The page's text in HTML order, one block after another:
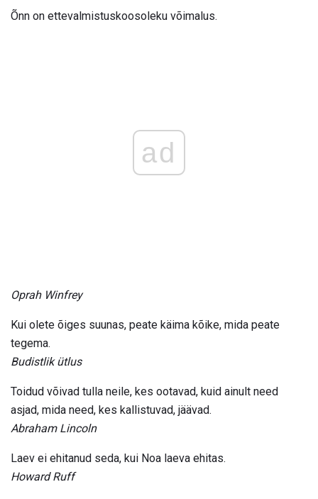
Õnn on ettevalmistuskoosoleku võimalus.
ad
Oprah Winfrey
Kui olete õiges suunas, peate käima kõike, mida peate
tegema.
Budistlik ütlus
Toidud võivad tulla neile, kes ootavad, kuid ainult need
asjad, mida need, kes kallistuvad, jäävad.
Abraham Lincoln
Laev ei ehitanud seda, kui Noa laeva ehitas.
Howard Ruff